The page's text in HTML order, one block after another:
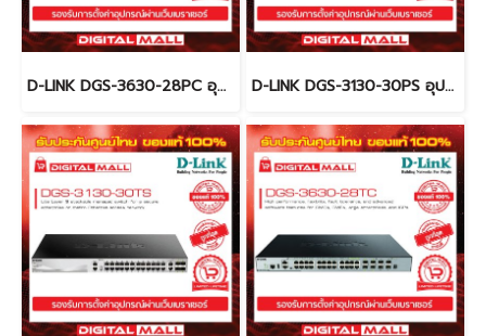
D-LINK DGS-3630-28PC อุปกรณ์ขยายสัญญาณ (Switch) D-LINK DGS-3130-30PS อุปกรณ์ขยายสัญญาณ (Switch)